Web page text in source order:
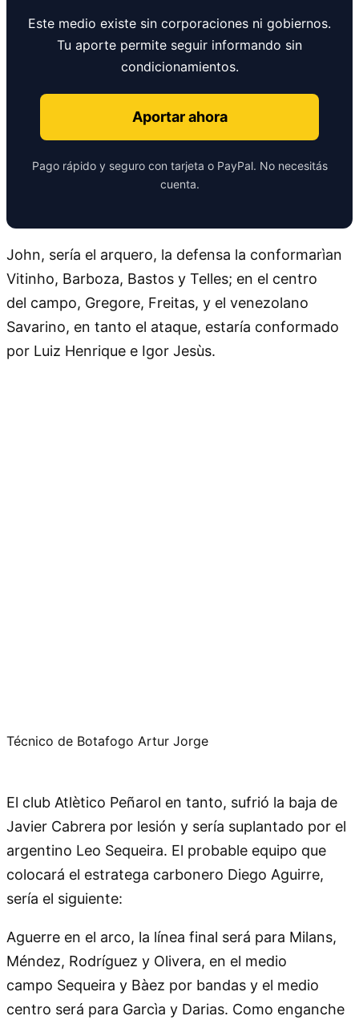
Este medio existe sin corporaciones ni gobiernos.
Tu aporte permite seguir informando sin
condicionamientos.
Aportar ahora
Pago rápido y seguro con tarjeta o PayPal. No necesitás
cuenta.
John, sería el arquero, la defensa la conformarìan
Vitinho, Barboza, Bastos y Telles; en el centro
del campo, Gregore, Freitas, y el venezolano
Savarino, en tanto el ataque, estaría conformado
por Luiz Henrique e Igor Jesùs.
Técnico de Botafogo Artur Jorge
El club Atlètico Peñarol en tanto, sufrió la baja de
Javier Cabrera por lesión y sería suplantado por el
argentino Leo Sequeira. El probable equipo que
colocará el estratega carbonero Diego Aguirre,
sería el siguiente:
Aguerre en el arco, la línea final será para Milans,
Méndez, Rodríguez y Olivera, en el medio
campo Sequeira y Bàez por bandas y el medio
centro será para Garcìa y Darias. Como enganche